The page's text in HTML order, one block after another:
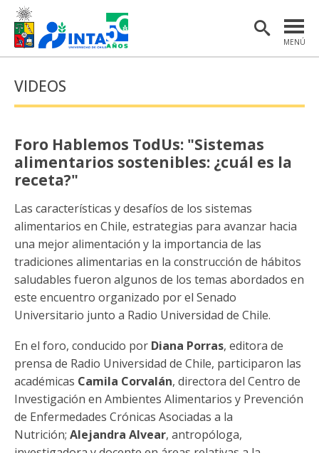
MENÚ
INSTITUTO
INVESTIGACIÓN
MATERIAL DE INTERÉS
ENGLISH
Estudiantes
Académicas/os
Funcionarias/os
VIDEOS
Foro Hablemos TodUs: "Sistemas
alimentarios sostenibles: ¿cuál es la
receta?"
Las características y desafíos de los sistemas
alimentarios en Chile, estrategias para avanzar hacia
una mejor alimentación y la importancia de las
tradiciones alimentarias en la construcción de hábitos
saludables fueron algunos de los temas abordados en
este encuentro organizado por el Senado
Universitario junto a Radio Universidad de Chile.
En el foro, conducido por Diana Porras, editora de
prensa de Radio Universidad de Chile, participaron las
académicas Camila Corvalán, directora del Centro de
Investigación en Ambientes Alimentarios y Prevención
de Enfermedades Crónicas Asociadas a la
Nutrición; Alejandra Alvear, antropóloga,